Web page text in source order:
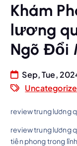
Khám
lương
Ngõ Đổi
Sep, Tue,
review trung lương
review trung lương
tiên phong trong